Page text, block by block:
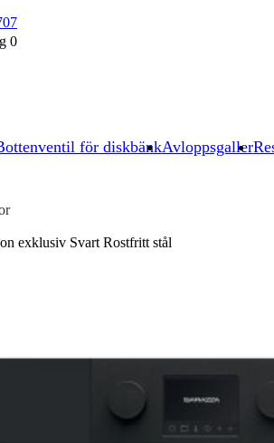
för diskbänkAvloppsgaller
0
exklusiv Svart Rostfritt stål